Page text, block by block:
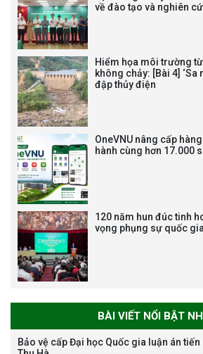
VIỆN (1985-
vị trí việc
nghiệp
Bảo vệ luận
về đào tạo và nghiên
Hiểm họa môi trường
không chảy: [Bài 4] ‘Sa
đập thủy điện
OneVNU nâng cấp
hành cùng hơn 17.000
120 năm hun đúc tinh
vọng phụng sự quốc
BÀI VIẾT NỔI BẬT
Bảo vệ cấp Đại học Quốc gia luận án tiến